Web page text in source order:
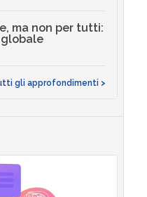
ma non per tutti:
gli approfondimenti >